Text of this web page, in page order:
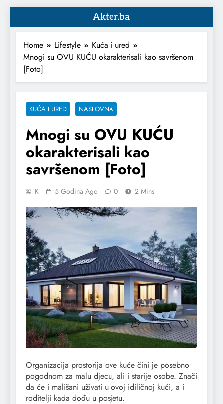
Akter.ba
Home Lifestyle
Kuća i ured
Mnogi su OVU KUĆU okarakterisali kao savršenom
[Foto]
KUĆA I URED NASLOVNA
Mnogi su OVU KUĆU
okarakterisali kao
savršenom [Foto]
K 5 Godina Ago 0 2 Mins
Organizacija prostorija ove kuće čini je posebno
pogodnom za malu djecu, ali i starije osobe. Znači
da će i mališani uživati u ovoj idiličnoj kući, a i
roditelji kada dođu u posjetu.